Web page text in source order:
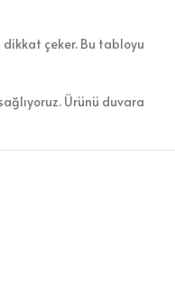
çeker. Bu tabloyu
Ürünü duvara